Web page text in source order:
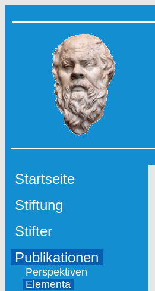
Startseite
Stiftung
Stifter
Publikationen
Perspektiven
Elementa